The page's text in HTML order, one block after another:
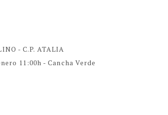
-C.P. ATALIA
11:00h - Cancha Verde